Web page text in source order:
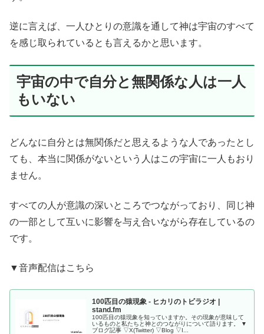
逆に言えば、一人ひとりの意識を通して神は宇宙のすべて
を感じ取られているとも言えるかと思います。
宇宙の中で自分と無関係な人は一人
もいない
どんなに自分とは無関係だと思えるような人であったとし
ても、本当に関係がないという人はこの宇宙に一人もおり
ません。
すべての人が意識の深いところでつながっており、同じ神
の一部として互いに影響を与え合いながら存在しているの
です。
▼音声配信はこちら
100匹目の猿現象 - ヒカリのトビラジオ |
stand.fm
100匹目の猿現象を知っていますか。その現象が意味して
いるものと私たちと神とのつながりについて語ります。 ▼
ブログ記事 ▽X(Twitter) ▽Blog ▽I...